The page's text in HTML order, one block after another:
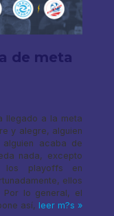
de meta
llegado a la meta
y alegre, alguien
acaba de
nada, excepto
los playoffs en
ellos
Por lo general, el
así, leer m?s »